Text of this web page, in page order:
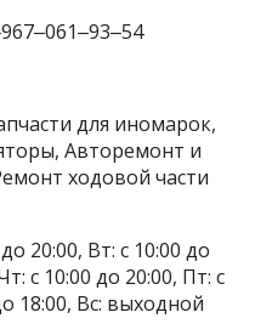
для иномарок,
Авторемонт и
ходовой части
20:00, Вт: с 10:00 до
с 10:00 до 20:00, Пт: с
18:00, Вс: выходной